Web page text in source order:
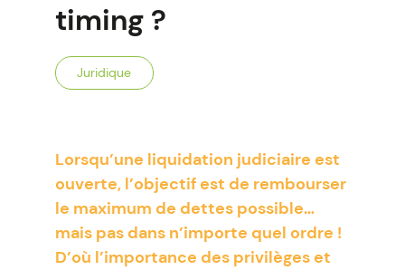
timing ?
Juridique
Lorsqu’une liquidation judiciaire est
ouverte, l’objectif est de rembourser
le maximum de dettes possible…
mais pas dans n’importe quel ordre !
D’où l’importance des privilèges et